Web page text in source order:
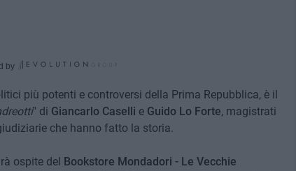
by
più potenti e controversi della Prima Repubblica, è il
" di Giancarlo Caselli e Guido Lo Forte, magistrati
che hanno fatto la storia.
ospite del Bookstore Mondadori - Le Vecchie